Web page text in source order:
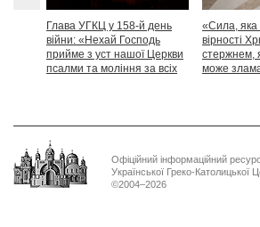
Глава УГКЦ у 158-й день
війни: «Нехай Господь
прийме з уст нашої Церкви
псалми та моління за всіх
«Сила, яка
вірності
стержнем,
може
Офіційний інформаційний ресурс
Української Греко-Католицької
©2004–2026